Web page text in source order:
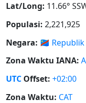
Lat/Long: 11.66°
Populasi: 2,221,925
Negara: 🇨🇩
Zona Waktu IANA:
UTC Offset: +02:00
Zona Waktu: CAT